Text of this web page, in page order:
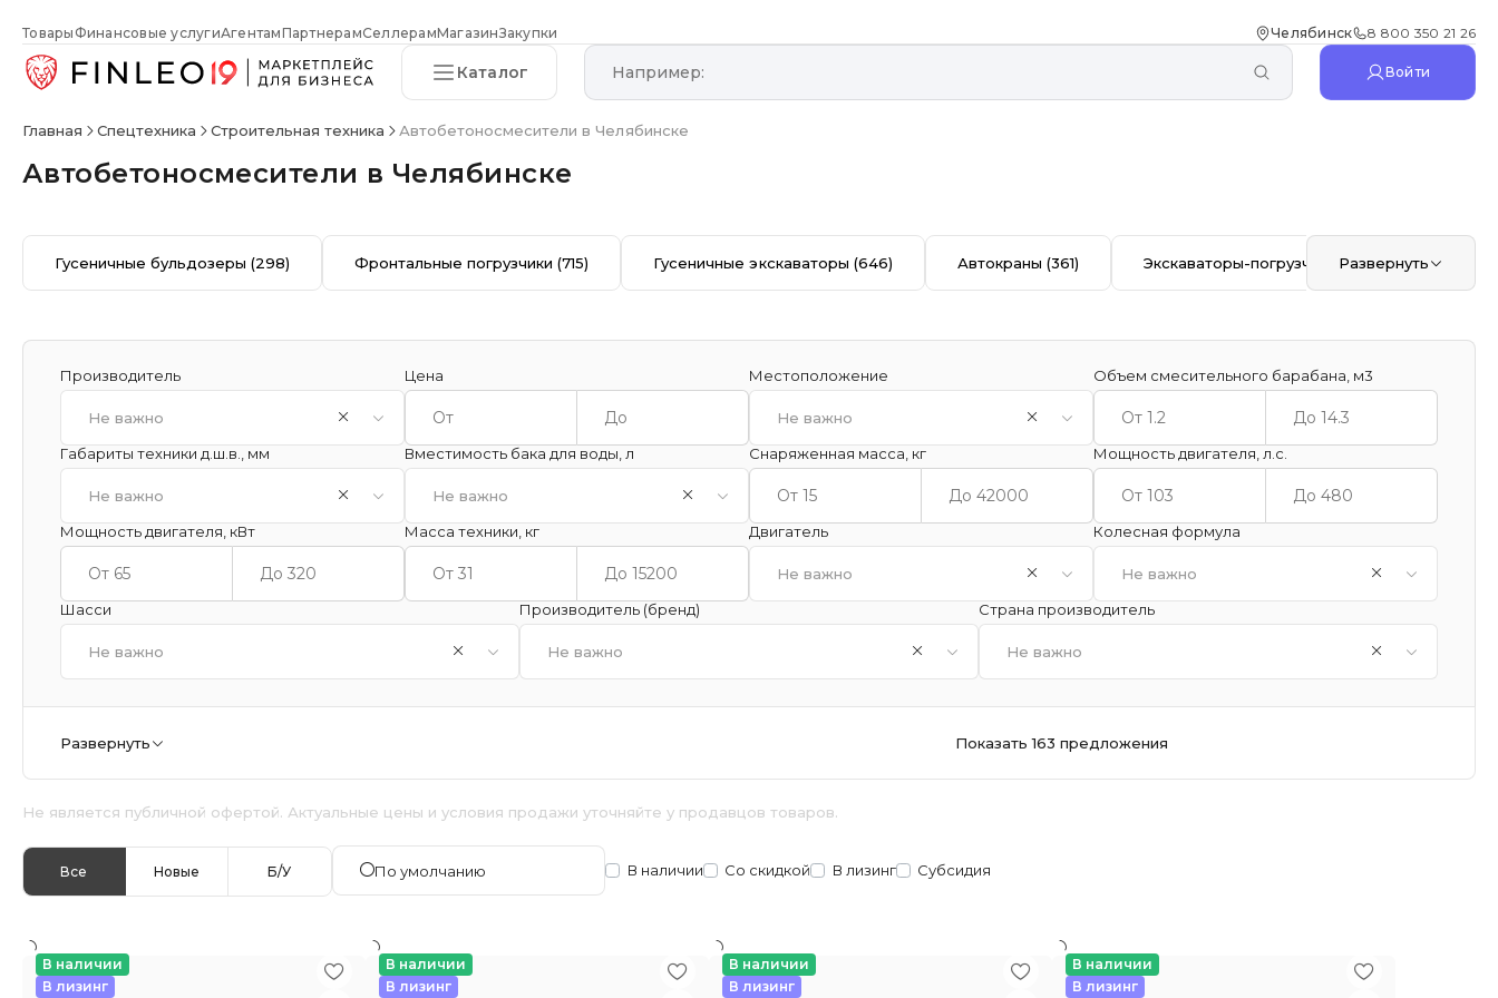
Товары Финансовые услугиАгентамПартнерамСеллерамМагазинЗакупки Челябинск 8 800 350 21 26
Каталог Войти
Главная Спецтехника Строительная техника Автобетоносмесители в Челябинске
Автобетоносмесители в Челябинске
Гусеничные бульдозеры(298) Фронтальные погрузчики(715) Гусеничные экскаваторы (646) Автокраны (361) Экскаваторы-погрузчики(353)
Развернуть
Производитель
Не важно
Цена Местоположение
Не важно
Объем смесительного барабана, м3
Габариты техники д.ш.в., мм
Не важно
Вместимость бака для воды, л
Не важно
Снаряженная масса, кг Мощность двигателя, л.с.
Мощность двигателя, кВт Масса техники, кг Двигатель
Не важно
Колесная формула
Не важно
Шасси
Не важно
Производитель (бренд)
Не важно
Страна производитель
Не важно
Развернуть Показать 163 предложения
Не является публичной офертой. Актуальные цены и условия продажи уточняйте у продавцов товаров.
Все Новые Б/У По умолчанию В наличии Со скидкой В лизинг Субсидия
В наличии
В лизинг
В наличии
В лизинг
В наличии
В лизинг
В наличии
В лизинг